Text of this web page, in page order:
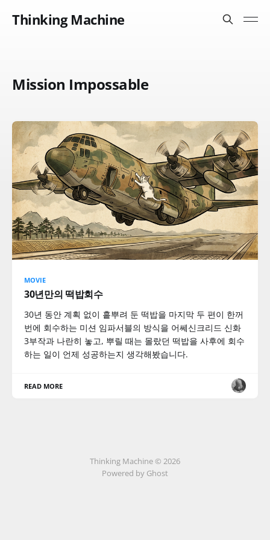
Thinking Machine
Mission Impossable
MOVIE
30년만의 떡밥회수
30년 동안 계획 없이 흩뿌려 둔 떡밥을 마지막 두 편이 한꺼
번에 회수하는 미션 임파서블의 방식을 어쎄신크리드 신화
3부작과 나란히 놓고, 뿌릴 때는 몰랐던 떡밥을 사후에 회수
하는 일이 언제 성공하는지 생각해봤습니다.
READ MORE
Thinking Machine © 2026
Powered by Ghost